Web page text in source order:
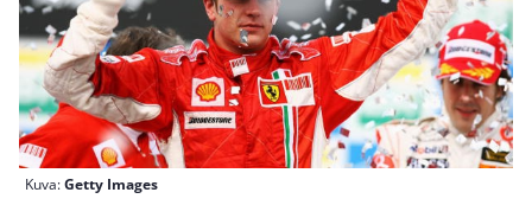
Kuva:Getty Images